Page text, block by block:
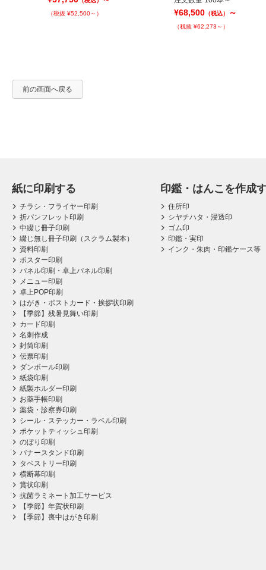
（税抜 ¥52,500～） ¥68,500 （税込） ～
（税抜 ¥62,273～）
前の画面へ戻る
紙に印刷する
チラシ・フライヤー印刷
折パンフレット印刷
中綴じ冊子印刷
綴じ無し冊子印刷（スクラム製本）
資料印刷
ポスター印刷
パネル印刷・卓上パネル印刷
メニュー印刷
卓上POP印刷
はがき・ポストカード・挨拶状印刷
【季節】残暑見舞い印刷
カード印刷
名刺作成
封筒印刷
伝票印刷
ダンボール印刷
紙袋印刷
紙製ホルダー印刷
お薬手帳印刷
薬袋・診察券印刷
シール・ステッカー・ラベル印刷
ポケットティッシュ印刷
のぼり印刷
バナースタンド印刷
タペストリー印刷
横断幕印刷
賞状印刷
抗菌ラミネート加工サービス
【季節】年賀状印刷
【季節】喪中はがき印刷
印鑑・はんこを作成
住所印
シヤチハタ・浸透印
ゴム印
印鑑・実印
インク・朱肉・印鑑ケース等